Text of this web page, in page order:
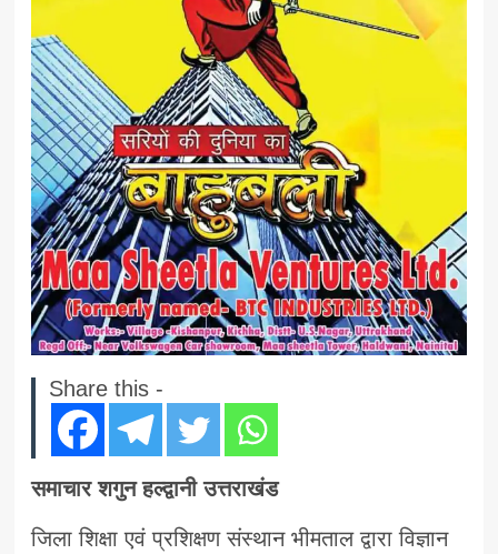
Share this -
समाचार शगुन हल्द्वानी उत्तराखंड
जिला शिक्षा एवं प्रशिक्षण संस्थान भीमताल द्वारा विज्ञान